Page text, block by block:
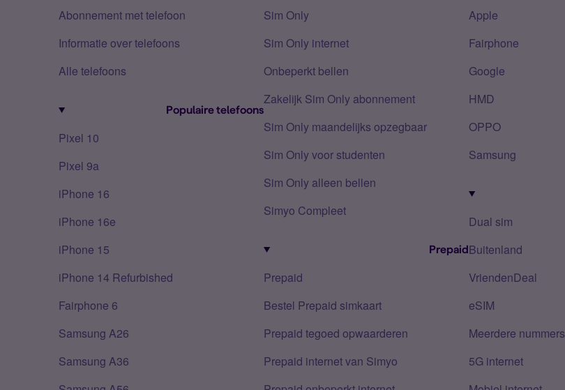
Abonnement met telefoon
Informatie over telefoons
Alle telefoons
Populaire telefoons
Pixel 10
Pixel 9a
iPhone 16
iPhone 16e
iPhone 15
iPhone 14 Refurbished
Fairphone 6
Samsung A26
Samsung A36
Sim Only
Sim Only internet
Onbeperkt bellen
Zakelijk Sim Only abonnement
Sim Only maandelijks opzegbaar
Sim Only voor studenten
Sim Only alleen bellen
Simyo Compleet
Prepaid
Prepaid
Bestel Prepaid simkaart
Prepaid tegoed opwaarderen
Prepaid internet van Simyo
Apple
Fairphone
Google
HMD
OPPO
Samsung
Dual sim
Buitenland
VriendenDeal
eSIM
Meerdere nummers
5G internet